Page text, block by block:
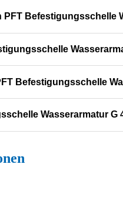
Befestigungsschelle
Befestigungsschelle
Wasserarmatur G